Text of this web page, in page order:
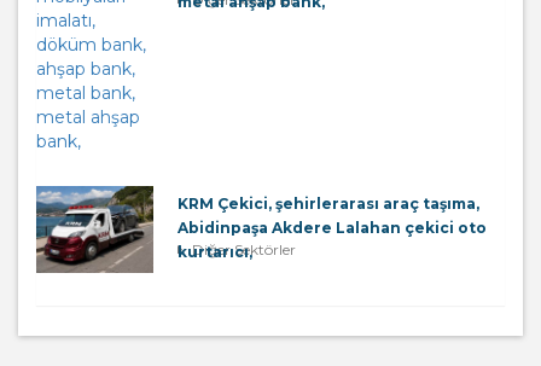
KRM Çekici, şehirlerarası araç taşıma,
Abidinpaşa Akdere Lalahan çekici oto
kurtarıcı,
Diğer Sektörler